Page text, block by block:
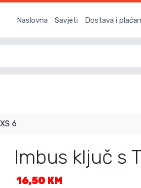
Naslovna Savjeti Dostava i
6
Imbus ključ s
16,50 KM